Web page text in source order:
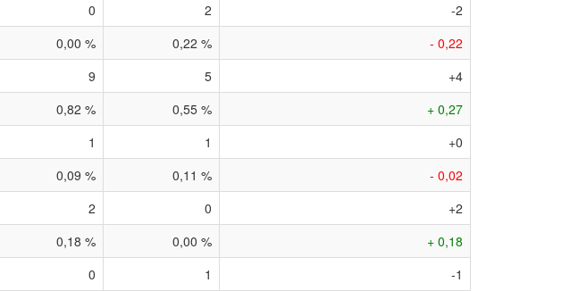
0 2
-2
0,00 %
0,22 %
- 0,22
9 5
+4
0,82 %
0,55 %
+ 0,27
1 1
+0
0,09 %
0,11 %
- 0,02
2 0
+2
0,18 %
0,00 %
+ 0,18
0 1
-1